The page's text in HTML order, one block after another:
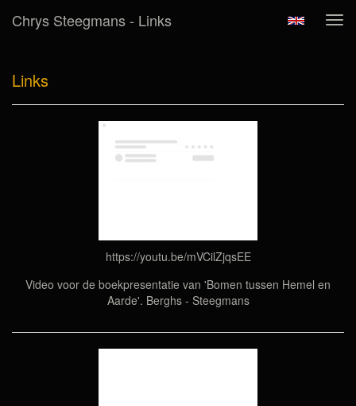
Chrys Steegmans - Links
Links
https://youtu.be/mVCilZjqsEE
Video voor de boekpresentatie van 'Bomen tussen Hemel en
Aarde'. Berghs - Steegmans